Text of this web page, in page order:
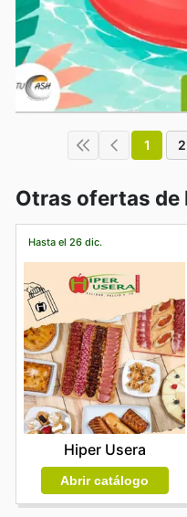
1 2
Otras ofertas de
Hasta el 26 dic.
Hiper Usera
Abrir catálogo